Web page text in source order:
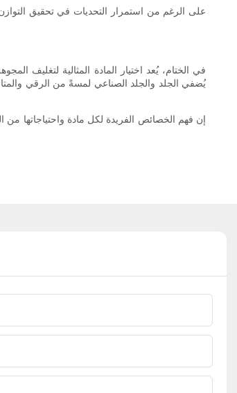
على الرغم من استمرار التحديات في تحقيق التوازن
في الختام، يُعد اختيار المادة المثالية لتغليف
يُضفي الجلد والجلد الصناعي لمسةً من الرقي
إن فهم الخصائص الفريدة لكل مادة واحتياجاتها